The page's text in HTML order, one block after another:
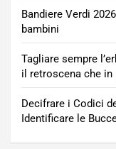
Bandiere Verdi
bambini
Tagliare sempre
il retroscena che
Decifrare i Codici
Identificare le